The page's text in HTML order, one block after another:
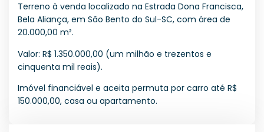
Terreno à venda localizado na Estrada Dona Francisca,
Bela Aliança, em São Bento do Sul-SC, com área de
20.000,00 m².
Valor: R$ 1.350.000,00 (um milhão e trezentos e
cinquenta mil reais).
Imóvel financiável e aceita permuta por carro até R$
150.000,00, casa ou apartamento.